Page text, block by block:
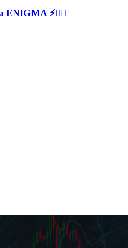
ENIGMA ⚡🕵‍♂